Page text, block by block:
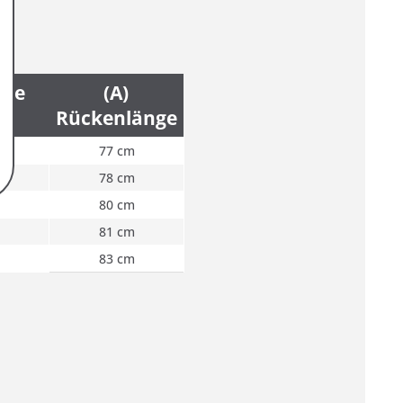
(A)
Rückenlänge
77 cm
78 cm
80 cm
81 cm
83 cm